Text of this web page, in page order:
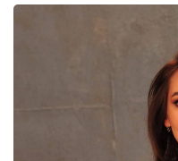
”Podcast din